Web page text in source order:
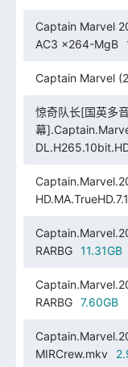
Captain Marvel
AC3 x264-MgB
Captain Marvel
惊奇队长[国英多
幕
RARBG
11.31GB
RARBG
7.60GB
MIRCrew.mkv